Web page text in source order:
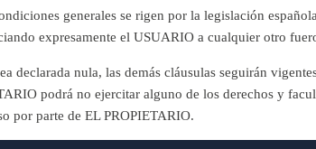
generales se rigen por la legislación
expresamente el USUARIO a cualquier otro
declarada nula, las demás cláusulas seguirán
podrá no ejercitar alguno de los derechos y
por parte de EL PROPIETARIO.